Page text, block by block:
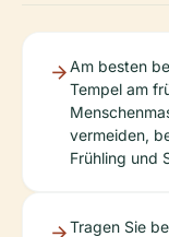
Am besten
Tempel am
vermeiden,
Frühling und
Tragen Sie